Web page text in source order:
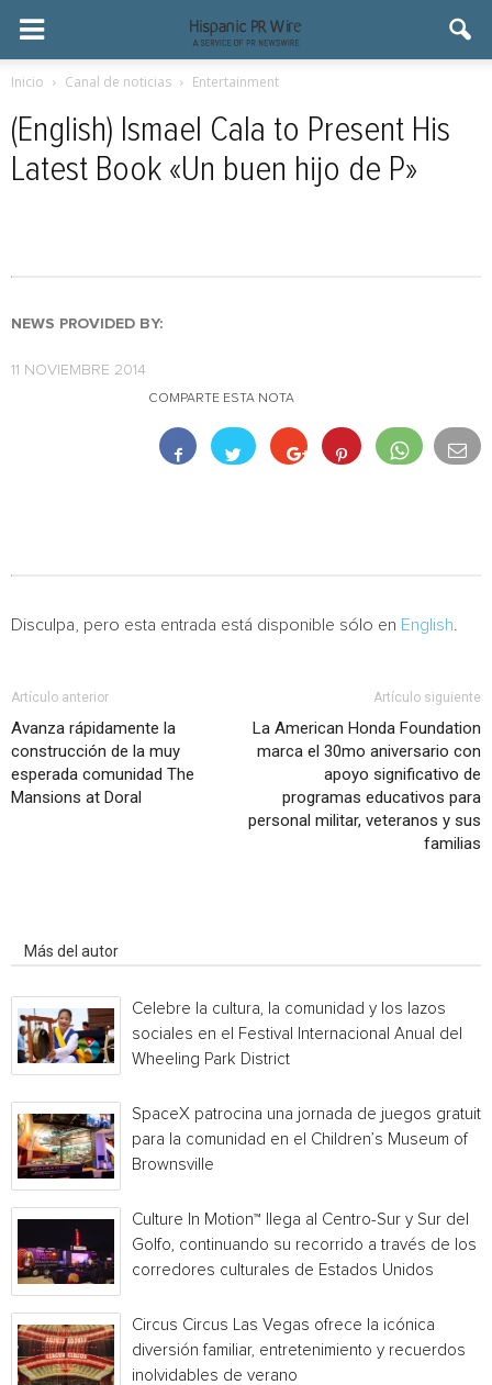
Inicio Canal de noticias Entertainment
(English) Ismael Cala to Present His
Latest Book «Un buen hijo de P»
NEWS PROVIDED BY:
11 NOVIEMBRE 2014
COMPARTE ESTA NOTA
Disculpa, pero esta entrada está disponible sólo en English
Artículo anterior
Avanza rápidamente la
construcción de la muy
esperada comunidad The
Mansions at Doral
Artículo siguiente
La American Honda Foundation
marca el 30mo aniversario con
apoyo significativo de
programas educativos para
personal militar, veteranos y sus
familias
Más del autor
Celebre la cultura, la comunidad y los lazos
sociales en el Festival Internacional Anual del
Wheeling Park District
SpaceX patrocina una jornada de juegos gratuita
para la comunidad en el Children’s Museum of
Brownsville
Culture In Motion™ llega al Centro-Sur y Sur del
Golfo, continuando su recorrido a través de los
corredores culturales de Estados Unidos
Circus Circus Las Vegas ofrece la icónica
diversión familiar, entretenimiento y recuerdos
inolvidables de verano